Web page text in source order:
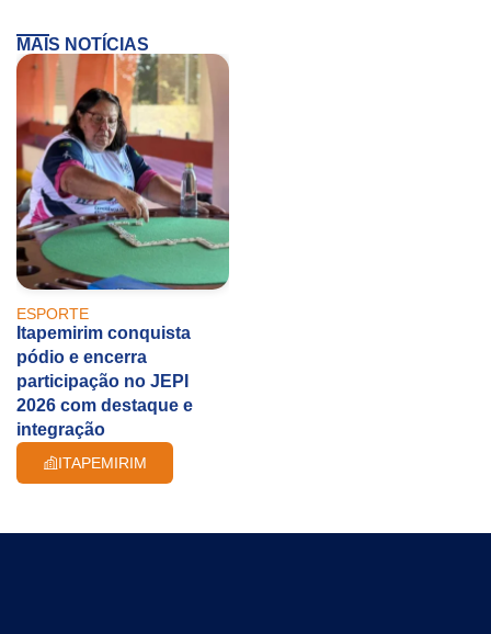
MAIS NOTÍCIAS
ESPORTE
Itapemirim conquista
pódio e encerra
participação no JEPI
2026 com destaque e
integração
ITAPEMIRIM